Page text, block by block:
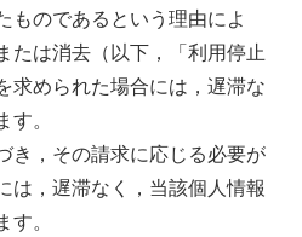
ものであるという理由によ
たは消去（以下，「利用停止
求められた場合には，遅滞な
。
き，その請求に応じる必要が
は，遅滞なく，当該個人情報
。